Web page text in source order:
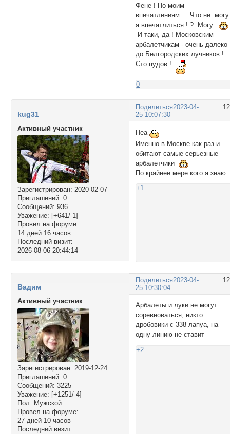
Фене ! По моим
впечатлениям... Что не могу
я впечатлиться ! ? Могу.
И таки, да ! Московским
арбалетчикам - очень далеко
до Белгородских лучников !
Сто пудов !
0
Поделиться2023-04-
25 10:07:30
kug31
Активный участник
Зарегистрирован: 2020-02-07
Приглашений: 0
Сообщений: 936
Уважение: [+641/-1]
Провел на форуме:
14 дней 16 часов
Последний визит:
2026-08-06 20:44:14
Неа
Именно в Москве как раз и
обитают самые серьезные
арбалетчики
По крайнее мере кого я знаю.
+1
Поделиться2023-04-
25 10:30:04
Вадим
Активный участник
Зарегистрирован: 2019-12-24
Приглашений: 0
Сообщений: 3225
Уважение: [+1251/-4]
Пол: Мужской
Провел на форуме:
27 дней 10 часов
Последний визит:
Арбалеты и луки не могут
соревноваться, никто
дробовики с 338 лапуа, на
одну линию не ставит
+2